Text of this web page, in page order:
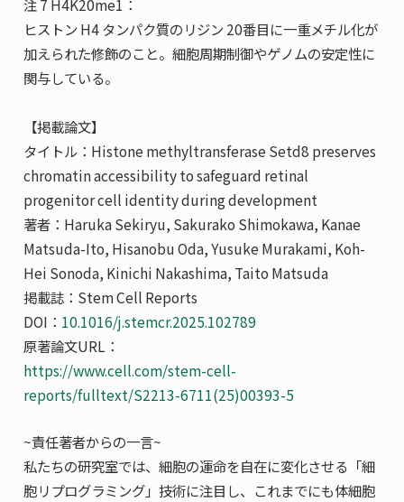
注 7 H4K20me1：
ヒストン H4 タンパク質のリジン 20番目に一重メチル化が
加えられた修飾のこと。細胞周期制御やゲノムの安定性に
関与している。
【掲載論文】
タイトル：Histone methyltransferase Setd8 preserves
chromatin accessibility to safeguard retinal
progenitor cell identity during development
著者：Haruka Sekiryu, Sakurako Shimokawa, Kanae
Matsuda-Ito, Hisanobu Oda, Yusuke Murakami, Koh-
Hei Sonoda, Kinichi Nakashima, Taito Matsuda
掲載誌：Stem Cell Reports
DOI： 10.1016/j.stemcr.2025.102789
原著論文URL：
https://www.cell.com/stem-cell-
reports/fulltext/S2213-6711(25)00393-5
~責任著者からの一言~
私たちの研究室では、細胞の運命を自在に変化させる「細
胞リプログラミング」技術に注目し、これまでにも体細胞